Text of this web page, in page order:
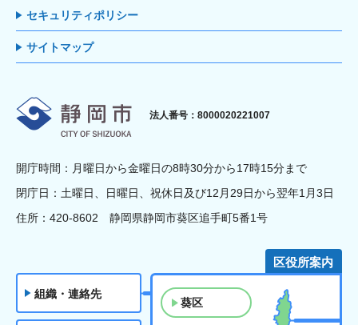
セキュリティポリシー
サイトマップ
静岡市
法人番号：8000020221007
開庁時間：月曜日から金曜日の8時30分から17時15分まで
閉庁日：土曜日、日曜日、祝休日及び12月29日から翌年1月3日
住所：420-8602 静岡県静岡市葵区追手町5番1号
組織・連絡先
区役所案内
葵区